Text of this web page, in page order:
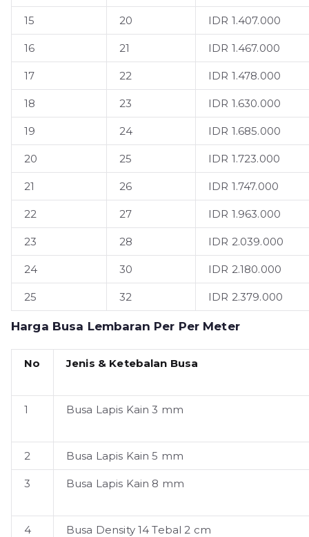
15 20 IDR 1.407.000
16 21 IDR 1.467.000
17 22 IDR 1.478.000
18 23 IDR 1.630.000
19 24 IDR 1.685.000
20 25 IDR 1.723.000
21 26 IDR 1.747.000
22 27 IDR 1.963.000
23 28 IDR 2.039.000
24 30 IDR 2.180.000
25 32 IDR 2.379.000
Harga Busa Lembaran Per Per Meter
No Jenis & Ketebalan Busa
1 Busa Lapis Kain 3 mm
2 Busa Lapis Kain 5 mm
3 Busa Lapis Kain 8 mm
4 Busa Density 14 Tebal 2 cm